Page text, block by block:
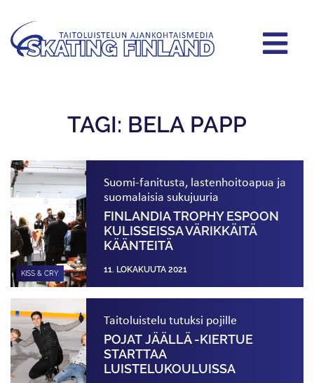
TAGI: BELA PAPP
KISS & CRY
Suomi-fanitusta, lastenhoitoapua ja
suomalaisia sukujuuria
FINLANDIA TROPHY ESPOON
KULISSEISSA VÄRIKKÄITÄ
KÄÄNTEITÄ
11. LOKAKUUTA 2021
Taitoluistelu tutuksi pojille
POJAT JÄÄLLÄ -KIERTUE
STARTTAA
LUISTELUKOULUISSA